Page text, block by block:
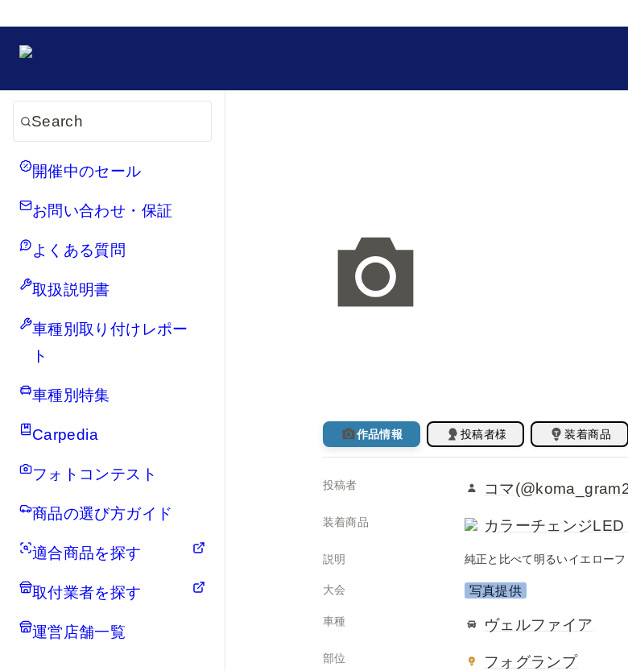
Search
開催中のセール
お問い合わせ・保証
よくある質問
取扱説明書
車種別取り付けレポー
ト
車種別特集
Carpedia
フォトコンテスト
商品の選び方ガイド
適合商品を探す
取付業者を探す
運営店舗一覧
作品情報 投稿者様 装着商品
投稿者 コマ
装着商品 カラーチェンジ
説明 純正と比べて明るいイエロー
大会 写真提供
車種 ヴェルファイア
部位 フォグランプ